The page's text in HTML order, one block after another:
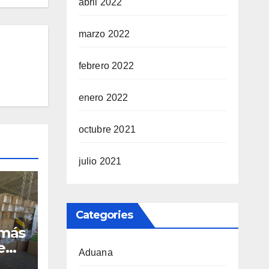
abril 2022
marzo 2022
febrero 2022
enero 2022
octubre 2021
julio 2021
Categories
Aduana